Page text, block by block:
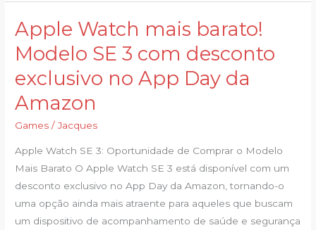
Apple Watch mais barato!
Modelo SE 3 com desconto
exclusivo no App Day da
Amazon
Games /Jacques
Apple Watch SE 3: Oportunidade de Comprar o Modelo
Mais Barato O Apple Watch SE 3 está disponível com um
desconto exclusivo no App Day da Amazon, tornando-o
uma opção ainda mais atraente para aqueles que buscam
um dispositivo de acompanhamento de saúde e segurança
Apple
Watch
mais
barato!
Modelo
SE
3
com
desconto
exclusivo
no
App